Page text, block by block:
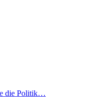
die Politik…